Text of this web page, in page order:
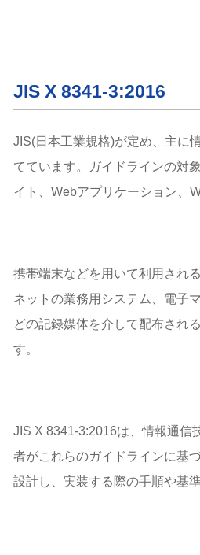
JIS X 8341-3:2016
JIS(日本工業規格)が定め、主に
てています。ガイドラインの対
イト、Webアプリケーション、
携帯端末などを用いて利用され
ネットの業務用システム、電子
どの記録媒体を介して配布され
す。
JIS X 8341-3:2016は、情報通信
者がこれらのガイドラインに基
設計し、実装する際の手順や基